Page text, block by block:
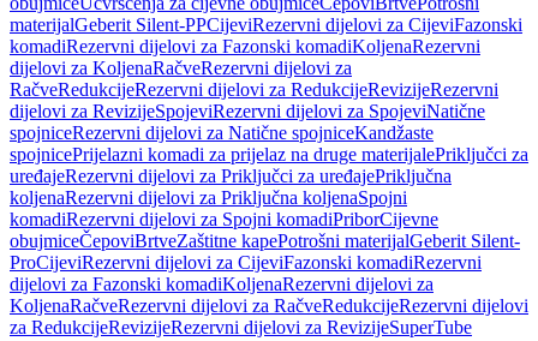
materijalGeberit Silent-PPCijeviRezervni dijelovi za CijeviFazonski
komadiRezervni dijelovi za Fazonski komadiKoljenaRezervni
dijelovi za KoljenaRačveRezervni dijelovi za
RačveRedukcijeRezervni dijelovi za RedukcijeRevizijeRezervni
dijelovi za RevizijeSpojeviRezervni dijelovi za SpojeviNatične
spojniceRezervni dijelovi za Natične spojniceKandžaste
spojnicePrijelazni komadi za prijelaz na druge materijalePriključci za
uređajeRezervni dijelovi za Priključci za uređajePriključna
koljenaRezervni dijelovi za Priključna koljenaSpojni
komadiRezervni dijelovi za Spojni komadiPriborCijevne
obujmiceČepoviBrtveZaštitne kapePotrošni materijalGeberit Silent-
ProCijeviRezervni dijelovi za CijeviFazonski komadiRezervni
dijelovi za Fazonski komadiKoljenaRezervni dijelovi za
KoljenaRačveRezervni dijelovi za RačveRedukcijeRezervni dijelovi
za RedukcijeRevizijeRezervni dijelovi za RevizijeSuperTube